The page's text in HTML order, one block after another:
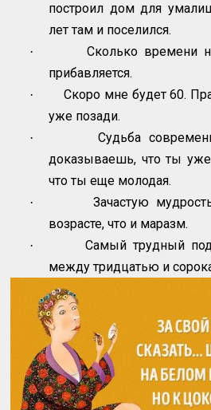
построил дом для
лет там и поселился.
·
Сколько времени
прибавляется.
·
Скоро мне будет 60.
уже позади.
·
Судьба
доказываешь, что ты
что ты еще молодая.
·
Зачастую
возрасте, что и маразм.
·
Самый трудный
между тридцатью и